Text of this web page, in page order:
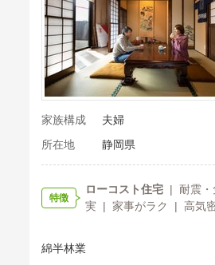
家族構成
夫婦
所在地
静岡県
特徴
ローコスト住宅| 耐震・
実 | 家事がラク | 高気
綿半林業